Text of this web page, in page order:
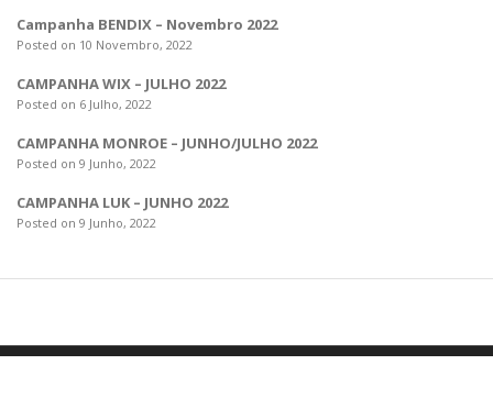
Campanha BENDIX – Novembro 2022
Posted on 10 Novembro, 2022
CAMPANHA WIX – JULHO 2022
Posted on 6 Julho, 2022
CAMPANHA MONROE – JUNHO/JULHO 2022
Posted on 9 Junho, 2022
CAMPANHA LUK – JUNHO 2022
Posted on 9 Junho, 2022